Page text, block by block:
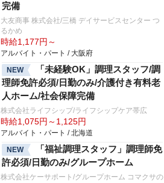
完備
大友商事 株式会社/三橋 デイサービスセンター つ
るかめ
時給1,177円～
アルバイト・パート / 大阪府
NEW
「未経験OK」調理スタッフ/調
理師免許必須/日勤のみ/介護付き有料老
人ホーム/社会保障完備
株式会社ライフシップ/ライフシップケア帯広
時給1,075円～1,125円
アルバイト・パート / 北海道
NEW
「福祉調理スタッフ」調理師免
許必須/日勤のみ/グループホーム
株式会社ケーサポート/グループホーム コマクサの